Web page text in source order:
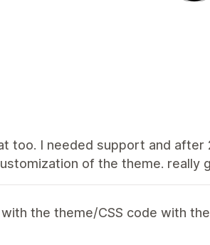
too. I needed support and after
of the theme. really
the theme/CSS code with